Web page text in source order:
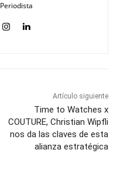
Periodista
Artículo siguiente
Time to Watches x
COUTURE, Christian Wipfli
nos da las claves de esta
alianza estratégica